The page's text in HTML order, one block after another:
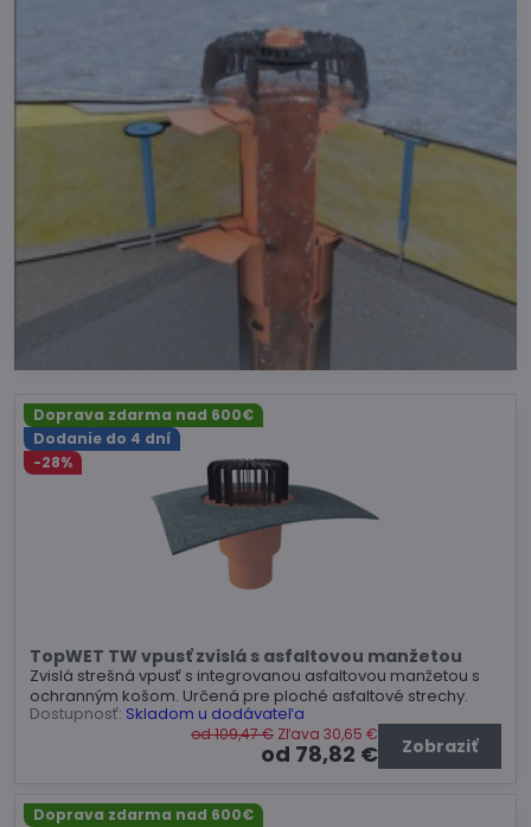
TopWET TW vpusť zvislá s asfaltovou manžetou
Doprava zdarma nad 600€
Dodanie do 4 dní
-28%
Zvislá strešná vpusť s integrovanou asfaltovou manžetou s
ochranným košom. Určená pre ploché asfaltové strechy.
Dostupnosť: Skladom u dodávateľa
od 78,82 €
od 109,47 € Zľava 30,65 €
Zobraziť
Doprava zdarma nad 600€